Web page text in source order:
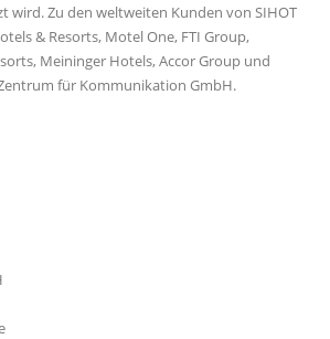
wird. Zu den weltweiten Kunden von SIHOT
& Resorts, Motel One, FTI Group,
Meininger Hotels, Accor Group und
für Kommunikation GmbH.